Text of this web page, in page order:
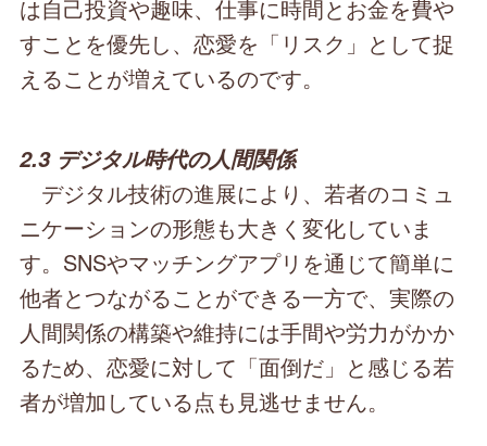
は自己投資や趣味、仕事に時間とお金を費や
すことを優先し、恋愛を「リスク」として捉
えることが増えているのです。
2.3 デジタル時代の人間関係
デジタル技術の進展により、若者のコミュ
ニケーションの形態も大きく変化していま
す。SNSやマッチングアプリを通じて簡単に
他者とつながることができる一方で、実際の
人間関係の構築や維持には手間や労力がかか
るため、恋愛に対して「面倒だ」と感じる若
者が増加している点も見逃せません。